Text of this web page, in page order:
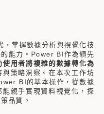
掌握數據分析與視覺化技
能力。Power BI作為領先
使用者將複雜的數據轉化為
與策略洞察。在本次工作坊
BI的基本操作，從數據
親手實現資料視覺化，探
品質。